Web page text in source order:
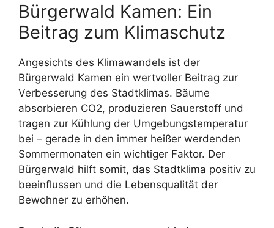
Bürgerwald Kamen: Ein
Beitrag zum Klimaschutz
Angesichts des Klimawandels ist der
Bürgerwald Kamen ein wertvoller Beitrag zur
Verbesserung des Stadtklimas. Bäume
absorbieren CO2, produzieren Sauerstoff und
tragen zur Kühlung der Umgebungstemperatur
bei – gerade in den immer heißer werdenden
Sommermonaten ein wichtiger Faktor. Der
Bürgerwald hilft somit, das Stadtklima positiv zu
beeinflussen und die Lebensqualität der
Bewohner zu erhöhen.